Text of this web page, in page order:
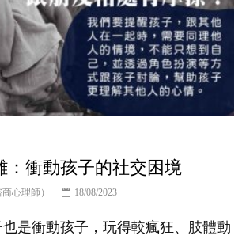
：衝動孩子的社交困境
心理師） 18/08/2023
是衝動孩子，玩得較瘋狂、肢體動